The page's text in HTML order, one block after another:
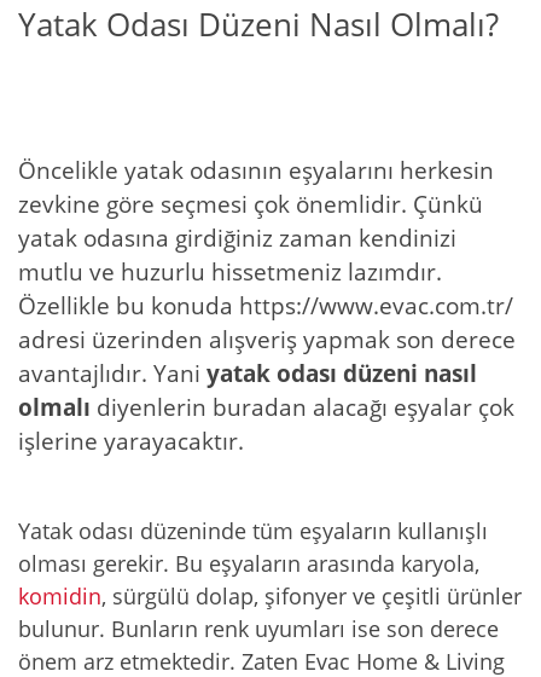
Yatak Odası Düzeni Nasıl Olmalı?
Öncelikle yatak odasının eşyalarını herkesin
zevkine göre seçmesi çok önemlidir. Çünkü
yatak odasına girdiğiniz zaman kendinizi
mutlu ve huzurlu hissetmeniz lazımdır.
Özellikle bu konuda https://www.evac.com.tr/
adresi üzerinden alışveriş yapmak son derece
avantajlıdır. Yani yatak odası düzeni nasıl
olmalı diyenlerin buradan alacağı eşyalar çok
işlerine yarayacaktır.
Yatak odası düzeninde tüm eşyaların kullanışlı
olması gerekir. Bu eşyaların arasında karyola,
komidin, sürgülü dolap, şifonyer ve çeşitli ürünler
bulunur. Bunların renk uyumları ise son derece
önem arz etmektedir. Zaten Evac Home & Living